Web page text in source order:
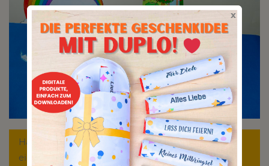
x
Hast du einige unserer Spartipps ausprobiert oder
eigene kreative, preisbewusste Partyideen